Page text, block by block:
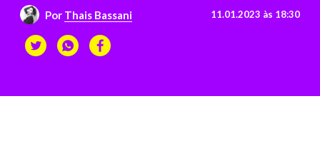
Por Thais Bassani 11.01.2023 às 18:30